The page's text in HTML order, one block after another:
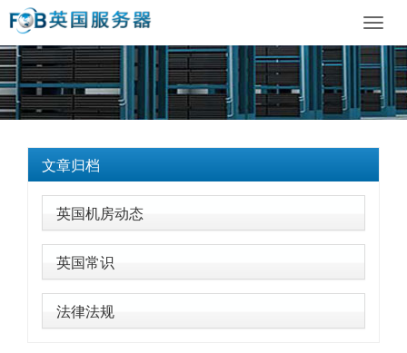
文章归档
英国机房动态
英国常识
法律法规